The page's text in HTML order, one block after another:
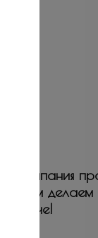
компания
делаем
и ярче!